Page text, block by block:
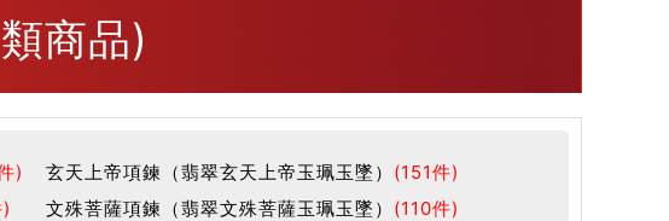
商品)
) 玄天上帝項鍊（翡翠玄天上帝玉珮玉墜） (151件)
文殊菩薩項鍊（翡翠文殊菩薩玉珮玉墜） (110件)